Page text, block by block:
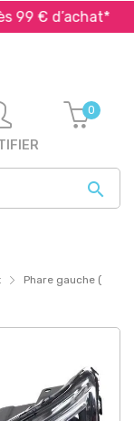
€ d’achat*

0
Phare gauche (